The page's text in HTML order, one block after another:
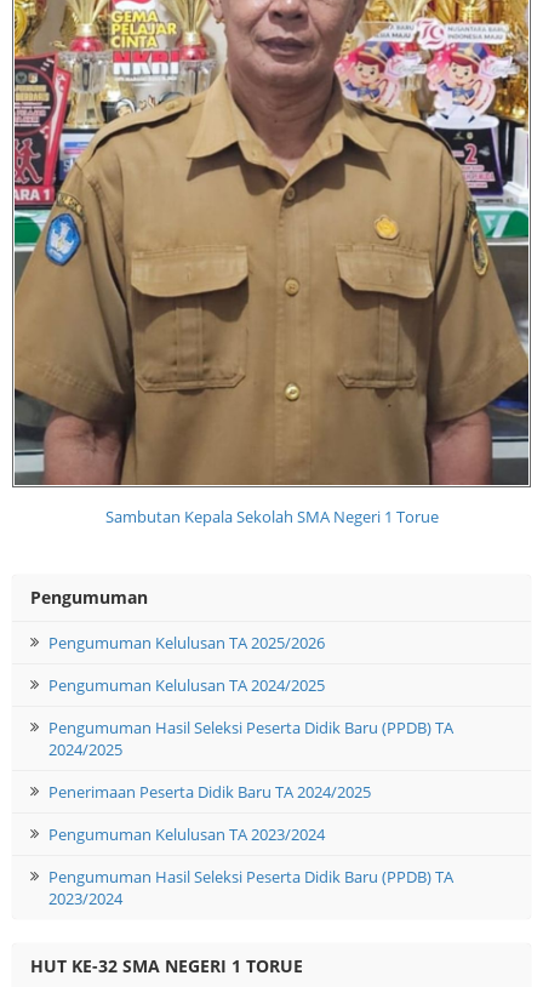
Sambutan Kepala Sekolah SMA Negeri 1 Torue
Pengumuman
Pengumuman Kelulusan TA 2025/2026
Pengumuman Kelulusan TA 2024/2025
Pengumuman Hasil Seleksi Peserta Didik Baru (PPDB) TA
2024/2025
Penerimaan Peserta Didik Baru TA 2024/2025
Pengumuman Kelulusan TA 2023/2024
Pengumuman Hasil Seleksi Peserta Didik Baru (PPDB) TA
2023/2024
HUT KE-32 SMA NEGERI 1 TORUE